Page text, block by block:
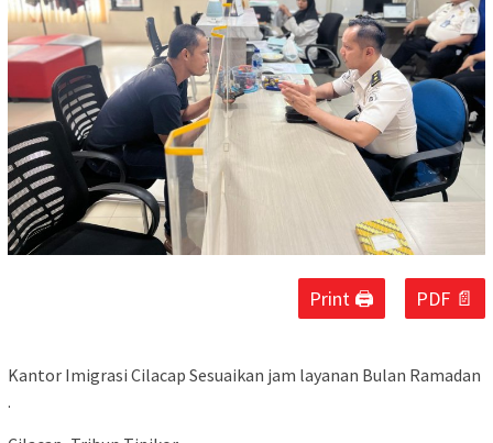
Print 🖨 PDF 📄
Kantor Imigrasi Cilacap Sesuaikan jam layanan Bulan Ramadan
.